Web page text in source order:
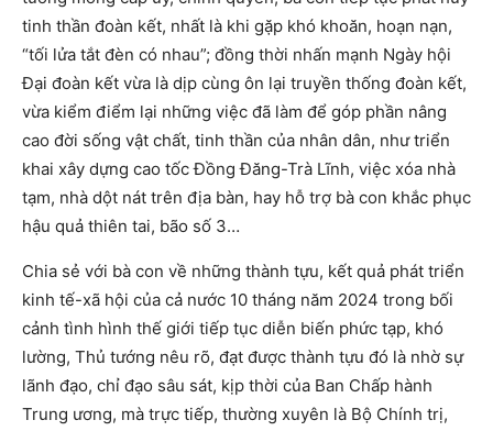
tinh thần đoàn kết, nhất là khi gặp khó khoăn, hoạn nạn,
“tối lửa tắt đèn có nhau”; đồng thời nhấn mạnh Ngày hội
Đại đoàn kết vừa là dịp cùng ôn lại truyền thống đoàn kết,
vừa kiểm điểm lại những việc đã làm để góp phần nâng
cao đời sống vật chất, tinh thần của nhân dân, như triển
khai xây dựng cao tốc Đồng Đăng-Trà Lĩnh, việc xóa nhà
tạm, nhà dột nát trên địa bàn, hay hỗ trợ bà con khắc phục
hậu quả thiên tai, bão số 3…
Chia sẻ với bà con về những thành tựu, kết quả phát triển
kinh tế-xã hội của cả nước 10 tháng năm 2024 trong bối
cảnh tình hình thế giới tiếp tục diễn biến phức tạp, khó
lường, Thủ tướng nêu rõ, đạt được thành tựu đó là nhờ sự
lãnh đạo, chỉ đạo sâu sát, kịp thời của Ban Chấp hành
Trung ương, mà trực tiếp, thường xuyên là Bộ Chính trị,